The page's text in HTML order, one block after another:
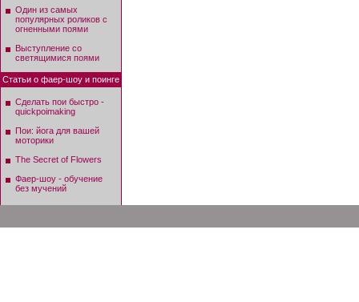
Один из самых
популярных роликов с
огненными поями
Выступление со
светящимися поями
Статьи о фаер-шоу и поинге
Сделать пои быстро -
quickpoimaking
Пои: йога для вашей
моторики
The Secret of Flowers
Фаер-шоу - обучение
без мучений